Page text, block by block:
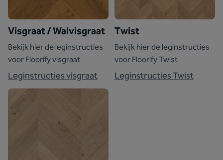
Visgraat / Walvisgraat
Bekijk hier de leginstructies
voor Floorify visgraat
Leginstructies visgraat
Twist
Bekijk hier de leginstructies
voor Floorify Twist
Leginstructies Twist